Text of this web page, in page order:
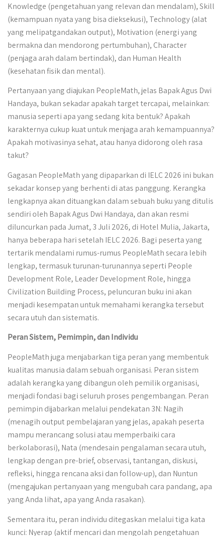
Knowledge (pengetahuan yang relevan dan mendalam), Skill
(kemampuan nyata yang bisa dieksekusi), Technology (alat
yang melipatgandakan output), Motivation (energi yang
bermakna dan mendorong pertumbuhan), Character
(penjaga arah dalam bertindak), dan Human Health
(kesehatan fisik dan mental).
Pertanyaan yang diajukan PeopleMath, jelas Bapak Agus Dwi
Handaya, bukan sekadar apakah target tercapai, melainkan:
manusia seperti apa yang sedang kita bentuk? Apakah
karakternya cukup kuat untuk menjaga arah kemampuannya?
Apakah motivasinya sehat, atau hanya didorong oleh rasa
takut?
Gagasan PeopleMath yang dipaparkan di IELC 2026 ini bukan
sekadar konsep yang berhenti di atas panggung. Kerangka
lengkapnya akan dituangkan dalam sebuah buku yang ditulis
sendiri oleh Bapak Agus Dwi Handaya, dan akan resmi
diluncurkan pada Jumat, 3 Juli 2026, di Hotel Mulia, Jakarta,
hanya beberapa hari setelah IELC 2026. Bagi peserta yang
tertarik mendalami rumus-rumus PeopleMath secara lebih
lengkap, termasuk turunan-turunannya seperti People
Development Role, Leader Development Role, hingga
Civilization Building Process, peluncuran buku ini akan
menjadi kesempatan untuk memahami kerangka tersebut
secara utuh dan sistematis.
Peran Sistem, Pemimpin, dan Individu
PeopleMath juga menjabarkan tiga peran yang membentuk
kualitas manusia dalam sebuah organisasi. Peran sistem
adalah kerangka yang dibangun oleh pemilik organisasi,
menjadi fondasi bagi seluruh proses pengembangan. Peran
pemimpin dijabarkan melalui pendekatan 3N: Nagih
(menagih output pembelajaran yang jelas, apakah peserta
mampu merancang solusi atau memperbaiki cara
berkolaborasi), Nata (mendesain pengalaman secara utuh,
lengkap dengan pre-brief, observasi, tantangan, diskusi,
refleksi, hingga rencana aksi dan follow-up), dan Nuntun
(mengajukan pertanyaan yang mengubah cara pandang, apa
yang Anda lihat, apa yang Anda rasakan).
Sementara itu, peran individu ditegaskan melalui tiga kata
kunci: Nyerap (aktif mencari dan mengolah pengetahuan